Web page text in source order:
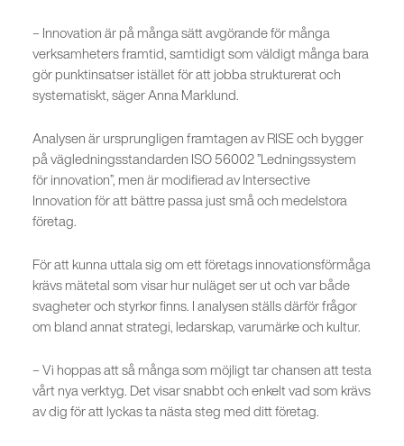
– Innovation är på många sätt avgörande för många
verksamheters framtid, samtidigt som väldigt många bara
gör punktinsatser istället för att jobba strukturerat och
systematiskt, säger Anna Marklund.
Analysen är ursprungligen framtagen av RISE och bygger
på vägledningsstandarden ISO 56002 ”Ledningssystem
för innovation”, men är modifierad av Intersective
Innovation för att bättre passa just små och medelstora
företag.
För att kunna uttala sig om ett företags innovationsförmåga
krävs mätetal som visar hur nuläget ser ut och var både
svagheter och styrkor finns. I analysen ställs därför frågor
om bland annat strategi, ledarskap, varumärke och kultur.
– Vi hoppas att så många som möjligt tar chansen att testa
vårt nya verktyg. Det visar snabbt och enkelt vad som krävs
av dig för att lyckas ta nästa steg med ditt företag.